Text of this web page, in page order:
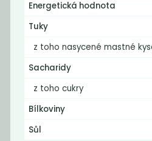
Šumavěnka
Energetická hodnota
Tuky
z toho nasycené mastné
Sacharidy
z toho cukry
Bílkoviny
Sůl